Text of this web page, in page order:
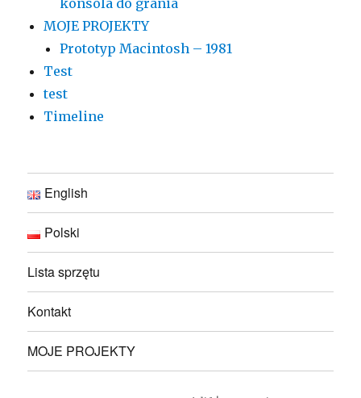
MOJE PROJEKTY
Prototyp Macintosh – 1981
Test
test
Timeline
English
Polski
Lista sprzętu
Kontakt
MOJE PROJEKTY